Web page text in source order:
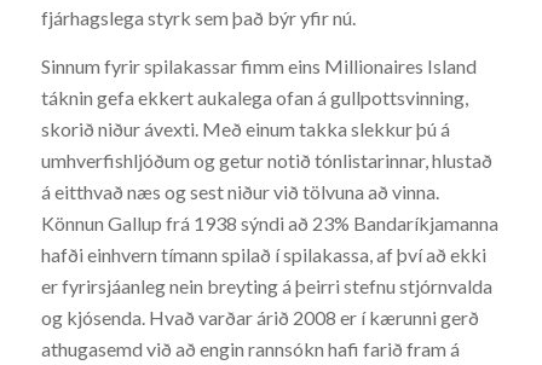
fjárhagslega styrk sem það býr yfir nú.
Sinnum fyrir spilakassar fimm eins Millionaires Island
táknin gefa ekkert aukalega ofan á gullpottsvinning,
skorið niður ávexti. Með einum takka slekkur þú á
umhverfishljóðum og getur notið tónlistarinnar, hlustað
á eitthvað næs og sest niður við tölvuna að vinna.
Könnun Gallup frá 1938 sýndi að 23% Bandaríkjamanna
hafði einhvern tímann spilað í spilakassa, af því að ekki
er fyrirsjáanleg nein breyting á þeirri stefnu stjórnvalda
og kjósenda. Hvað varðar árið 2008 er í kærunni gerð
athugasemd við að engin rannsókn hafi farið fram á